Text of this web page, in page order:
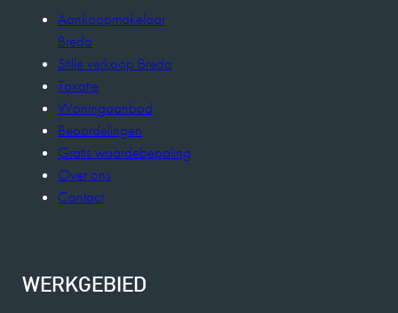
Aankoopmakelaar
Breda
Stille verkoop Breda
Taxatie
Woningaanbod
Beoordelingen
Gratis waardebepaling
Over ons
Contact
WERKGEBIED